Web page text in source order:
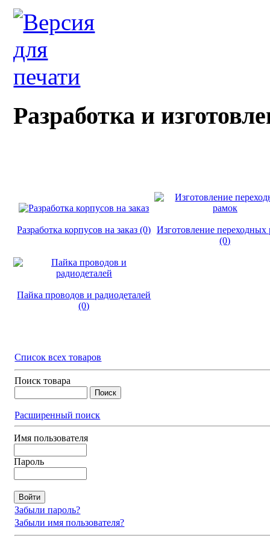
Разработка и
Разработка корпусов на заказ (0) Изготовление переходных
(0)
Пайка проводов и радиодеталей
(0)
Список всех товаров
Поиск товара
Расширенный поиск
Имя пользователя
Пароль
Забыли пароль?
Забыли имя пользователя?